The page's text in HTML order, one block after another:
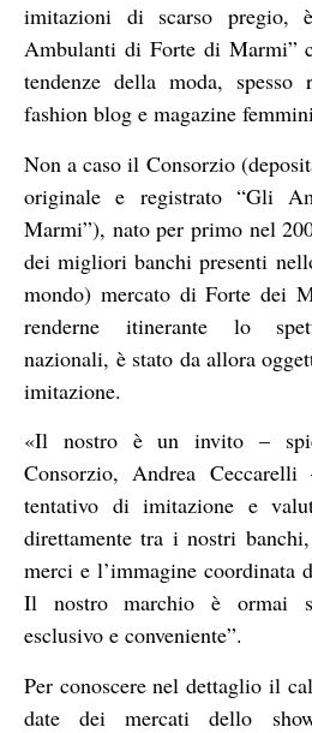
imitazioni di scarso pregio,
Ambulanti di Forte di Marmi”
tendenze della moda, spesso
fashion blog e magazine
Non a caso il Consorzio
originale e registrato “Gli
Marmi”), nato per primo nel
dei migliori banchi presenti
mondo) mercato di Forte dei
renderne itinerante lo
nazionali, è stato da allora
imitazione.
«Il nostro è un invito –
Consorzio, Andrea
tentativo di imitazione e
direttamente tra i nostri
merci e l’immagine coordinata
Il nostro marchio è ormai
esclusivo e conveniente”.
Per conoscere nel dettaglio il
date dei mercati dello